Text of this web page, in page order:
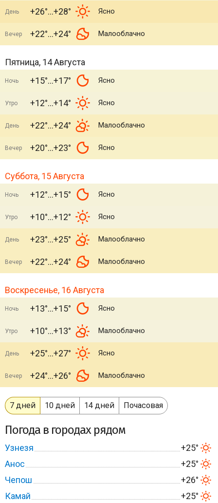
День +26° +28° Ясно
Вечер +22° +24° Малооблачно
Пятница, 14 Августа
Ночь +15° +17° Ясно
Утро +12° +14° Ясно
День +22° +24° Малооблачно
Вечер +20° +23° Ясно
Суббота, 15 Августа
Ночь +12° +15° Ясно
Утро +10° +12° Ясно
День +23° +25° Малооблачно
Вечер +22° +24° Малооблачно
Воскресенье, 16 Августа
Ночь +13° +15° Ясно
Утро +10° +13° Малооблачно
День +25° +27° Ясно
Вечер +24° +26° Малооблачно
7 дней 10 дней 14 дней Почасовая
Погода в городах рядом
Узнезя
+25°
Анос
+25°
Чепош
+26°
Камай
+25°